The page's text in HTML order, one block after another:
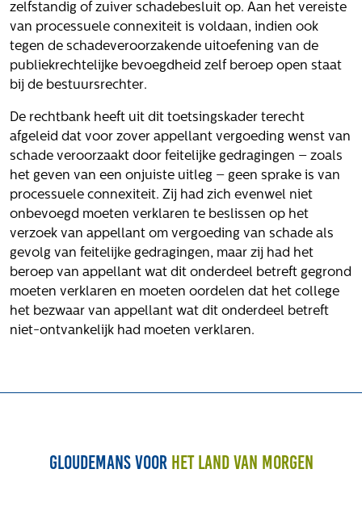
Integrale aanpak gebiedsvisie
zelfstandig of zuiver schadebesluit op. Aan het vereiste
van processuele connexiteit is voldaan, indien ook
tegen de schadeveroorzakende uitoefening van de
publiekrechtelijke bevoegdheid zelf beroep open staat
bij de bestuursrechter.
De rechtbank heeft uit dit toetsingskader terecht
afgeleid dat voor zover appellant vergoeding wenst van
schade veroorzaakt door feitelijke gedragingen – zoals
het geven van een onjuiste uitleg – geen sprake is van
processuele connexiteit. Zij had zich evenwel niet
onbevoegd moeten verklaren te beslissen op het
verzoek van appellant om vergoeding van schade als
gevolg van feitelijke gedragingen, maar zij had het
beroep van appellant wat dit onderdeel betreft gegrond
moeten verklaren en moeten oordelen dat het college
het bezwaar van appellant wat dit onderdeel betreft
niet-ontvankelijk had moeten verklaren.
Gloudemans voor het land van morgen